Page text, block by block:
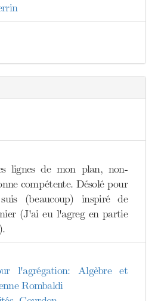
lignes de mon plan, non-
compétente. Désolé pour
(beaucoup) inspiré de
(J'ai eu l'agreg en partie
l'agrégation: Algèbre et
Rombaldi